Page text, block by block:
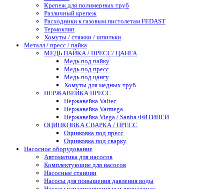
Крепеж для полимерных труб
Различный крепеж
Расходники к газовым пистолетам FEDAST
Термоклип
Хомуты / стяжки / шпильки
Металл / пресс / пайка
МЕДЬ ПАЙКА / ПРЕСС/ ЦАНГА
Медь под пайку
Медь под пресс
Медь под цангу
Хомуты для медных труб
НЕРЖАВЕЙКА ПРЕСС
Нержавейка Valtec
Нержавейка Varmega
Нержавейка Viega / Sanha ФИТИНГИ
ОЦИНКОВКА СВАРКА / ПРЕСС
Оцинковка под пресс
Оцинковка под сварку
Насосное оборудование
Автоматика для насосов
Комплектующие для насосов
Насосные станции
Насосы для повышения давления воды